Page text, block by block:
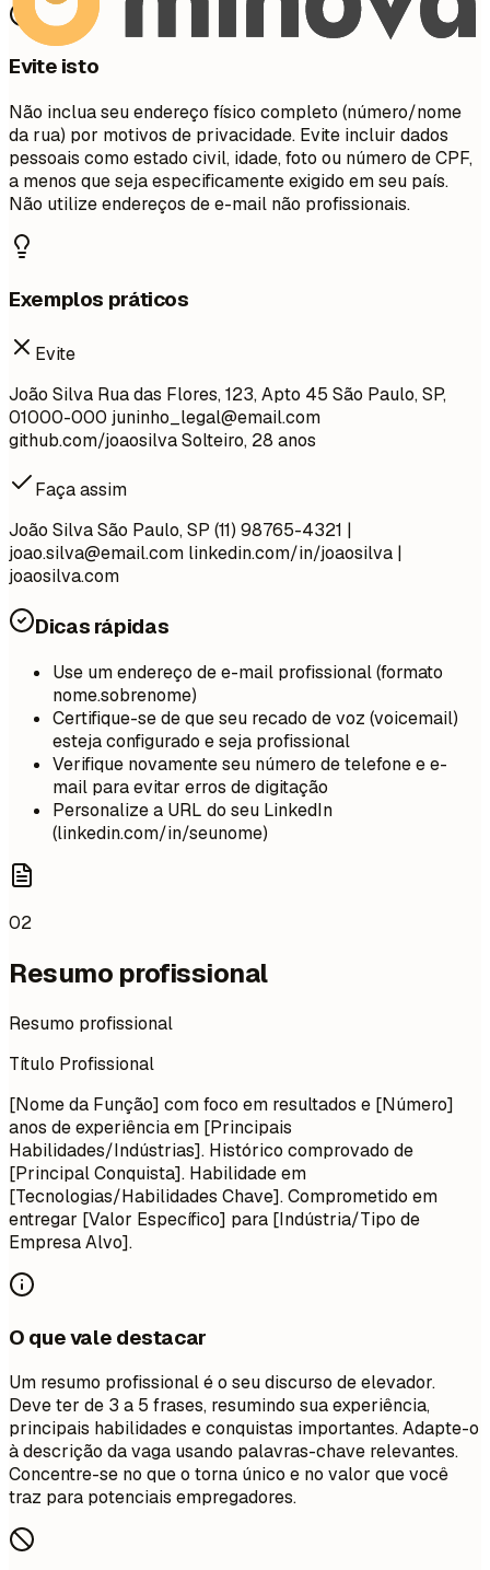
Evite isto
Não inclua seu endereço físico completo (número/nome
da rua) por motivos de privacidade. Evite incluir dados
pessoais como estado civil, idade, foto ou número de CPF,
a menos que seja especificamente exigido em seu país.
Não utilize endereços de e-mail não profissionais.
Exemplos práticos
Evite
João Silva Rua das Flores, 123, Apto 45 São Paulo, SP,
01000-000 juninho_legal@email.com
github.com/joaosilva Solteiro, 28 anos
Faça assim
João Silva São Paulo, SP (11) 98765-4321 |
joao.silva@email.com linkedin.com/in/joaosilva |
joaosilva.com
Dicas rápidas
Use um endereço de e-mail profissional (formato
nome.sobrenome)
Certifique-se de que seu recado de voz (voicemail)
esteja configurado e seja profissional
Verifique novamente seu número de telefone e e-
mail para evitar erros de digitação
Personalize a URL do seu LinkedIn
(linkedin.com/in/seunome)
02
Resumo profissional
Resumo profissional
Título Profissional
[Nome da Função] com foco em resultados e [Número]
anos de experiência em [Principais
Habilidades/Indústrias]. Histórico comprovado de
[Principal Conquista]. Habilidade em
[Tecnologias/Habilidades Chave]. Comprometido em
entregar [Valor Específico] para [Indústria/Tipo de
Empresa Alvo].
O que vale destacar
Um resumo profissional é o seu discurso de elevador.
Deve ter de 3 a 5 frases, resumindo sua experiência,
principais habilidades e conquistas importantes. Adapte-o
à descrição da vaga usando palavras-chave relevantes.
Concentre-se no que o torna único e no valor que você
traz para potenciais empregadores.